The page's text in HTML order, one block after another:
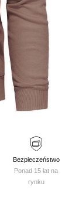
Bezpieczeństwo
Ponad 15 lat na
rynku